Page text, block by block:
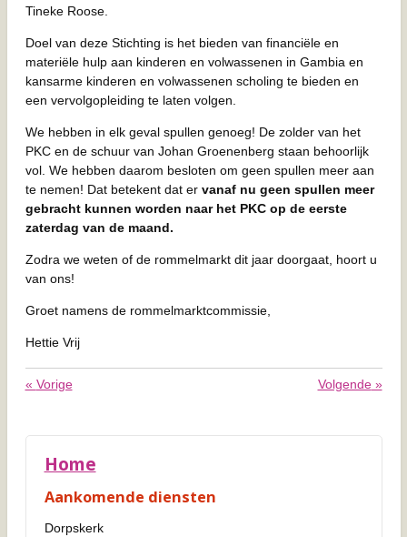
Tineke Roose.
Doel van deze Stichting is het bieden van financiële en
materiële hulp aan kinderen en volwassenen in Gambia en
kansarme kinderen en volwassenen scholing te bieden en
een vervolgopleiding te laten volgen.
We hebben in elk geval spullen genoeg! De zolder van het
PKC en de schuur van Johan Groenenberg staan behoorlijk
vol. We hebben daarom besloten om geen spullen meer aan
te nemen! Dat betekent dat er vanaf nu geen spullen meer
gebracht kunnen worden naar het PKC op de eerste
zaterdag van de maand.
Zodra we weten of de rommelmarkt dit jaar doorgaat, hoort u
van ons!
Groet namens de rommelmarktcommissie,
Hettie Vrij
« Vorige Volgende»
Home
Aankomende diensten
Dorpskerk